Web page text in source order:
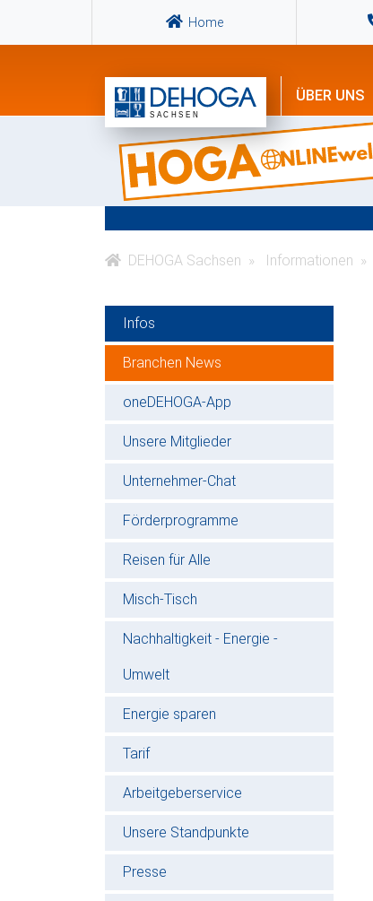
Home
ÜBER UNS
DEHOGA Sachsen Informationen
Infos
Branchen News
oneDEHOGA-App
Unsere Mitglieder
Unternehmer-Chat
Förderprogramme
Reisen für Alle
Misch-Tisch
Nachhaltigkeit - Energie -
Umwelt
Energie sparen
Tarif
Arbeitgeberservice
Unsere Standpunkte
Presse